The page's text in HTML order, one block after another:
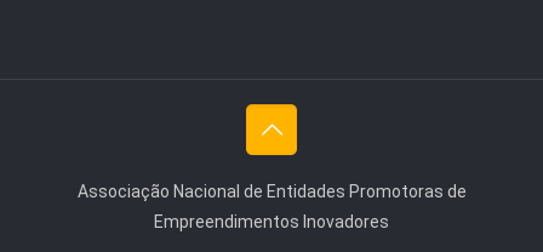
Associação Nacional de Entidades Promotoras de
Empreendimentos Inovadores